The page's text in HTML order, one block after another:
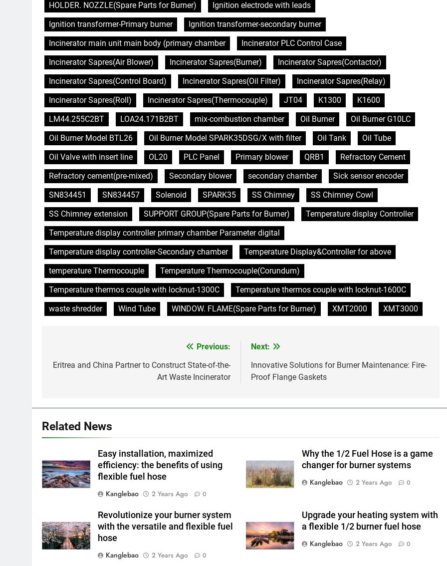
HOLDER. NOZZLE(Spare Parts for Burner)
Ignition electrode with leads
Ignition transformer-Primary burner
Ignition transformer-secondary burner
Incinerator main unit main body (primary chamber
Incinerator PLC Control Case
Incinerator Sapres(Air Blower)
Incinerator Sapres(Burner)
Incinerator Sapres(Contactor)
Incinerator Sapres(Control Board)
Incinerator Sapres(Oil Filter)
Incinerator Sapres(Relay)
Incinerator Sapres(Roll)
Incinerator Sapres(Thermocouple) JT04 K1300
K1600
LM44.255C2BT
LOA24.171B2BT mix-combustion chamber Oil Burner
Oil Burner G10LC
Oil Burner Model BTL26
Oil Burner Model SPARK35DSG/X with filter Oil Tank
Oil Tube
Oil Valve with insert line
OL20 PLC Panel Primary blower QRB1
Refractory Cement
Refractory cement(pre-mixed)
Secondary blower secondary chamber
Sick sensor encoder
SN834451
SN834457 Solenoid SPARK35 SS Chimney
SS Chimney Cowl
SS Chimney extension
SUPPORT GROUP(Spare Parts for Burner)
Temperature display Controller
Temperature display controller primary chamber Parameter digital
Temperature display controller-Secondary chamber
Temperature Display&Controller for above
temperature Thermocouple
Temperature Thermocouple(Corundum)
Temperature thermos couple with locknut-1300C
Temperature thermos couple with locknut-1600C
waste shredder
Wind Tube WINDOW. FLAME(Spare Parts for Burner) XMT2000 XMT3000
navigation
Previous:
Eritrea and China Partner to Construct State-of-the-
Art Waste Incinerator
Next:
Innovative Solutions for Burner Maintenance: Fire-
Proof Flange Gaskets
Related News
Easy installation, maximized
efficiency: the benefits of using
flexible fuel hose
Kanglebao
2 Years Ago 0
Why the 1/2 Fuel Hose is a game
changer for burner systems
Kanglebao
2 Years Ago 0
Revolutionize your burner system
with the versatile and flexible fuel
hose
Kanglebao
2 Years Ago 0
Upgrade your heating system with
a flexible 1/2 burner fuel hose
Kanglebao
2 Years Ago 0